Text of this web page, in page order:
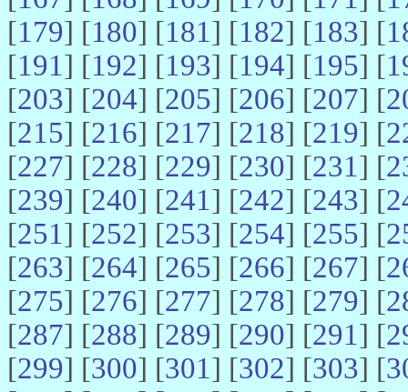
[179] [180] [181] [182] [183] [
[191] [192] [193] [194] [195] [
[203] [204] [205] [206] [207] [
[215] [216] [217] [218] [219] [
[227] [228] [229] [230] [231] [
[239] [240] [241] [242] [243] [
[251] [252] [253] [254] [255] [
[263] [264] [265] [266] [267] [
[275] [276] [277] [278] [279] [
[287] [288] [289] [290] [291] [
[299] [300] [301] [302] [303] [